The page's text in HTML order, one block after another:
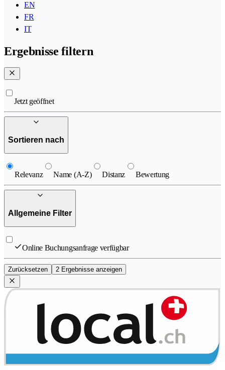
EN
FR
IT
Ergebnisse filtern
Jetzt geöffnet
Sortieren nach
Relevanz Name (A-Z) Distanz Bewertung
Allgemeine Filter
Online Buchungsanfrage verfügbar
Zurücksetzen 2 Ergebnisse anzeigen